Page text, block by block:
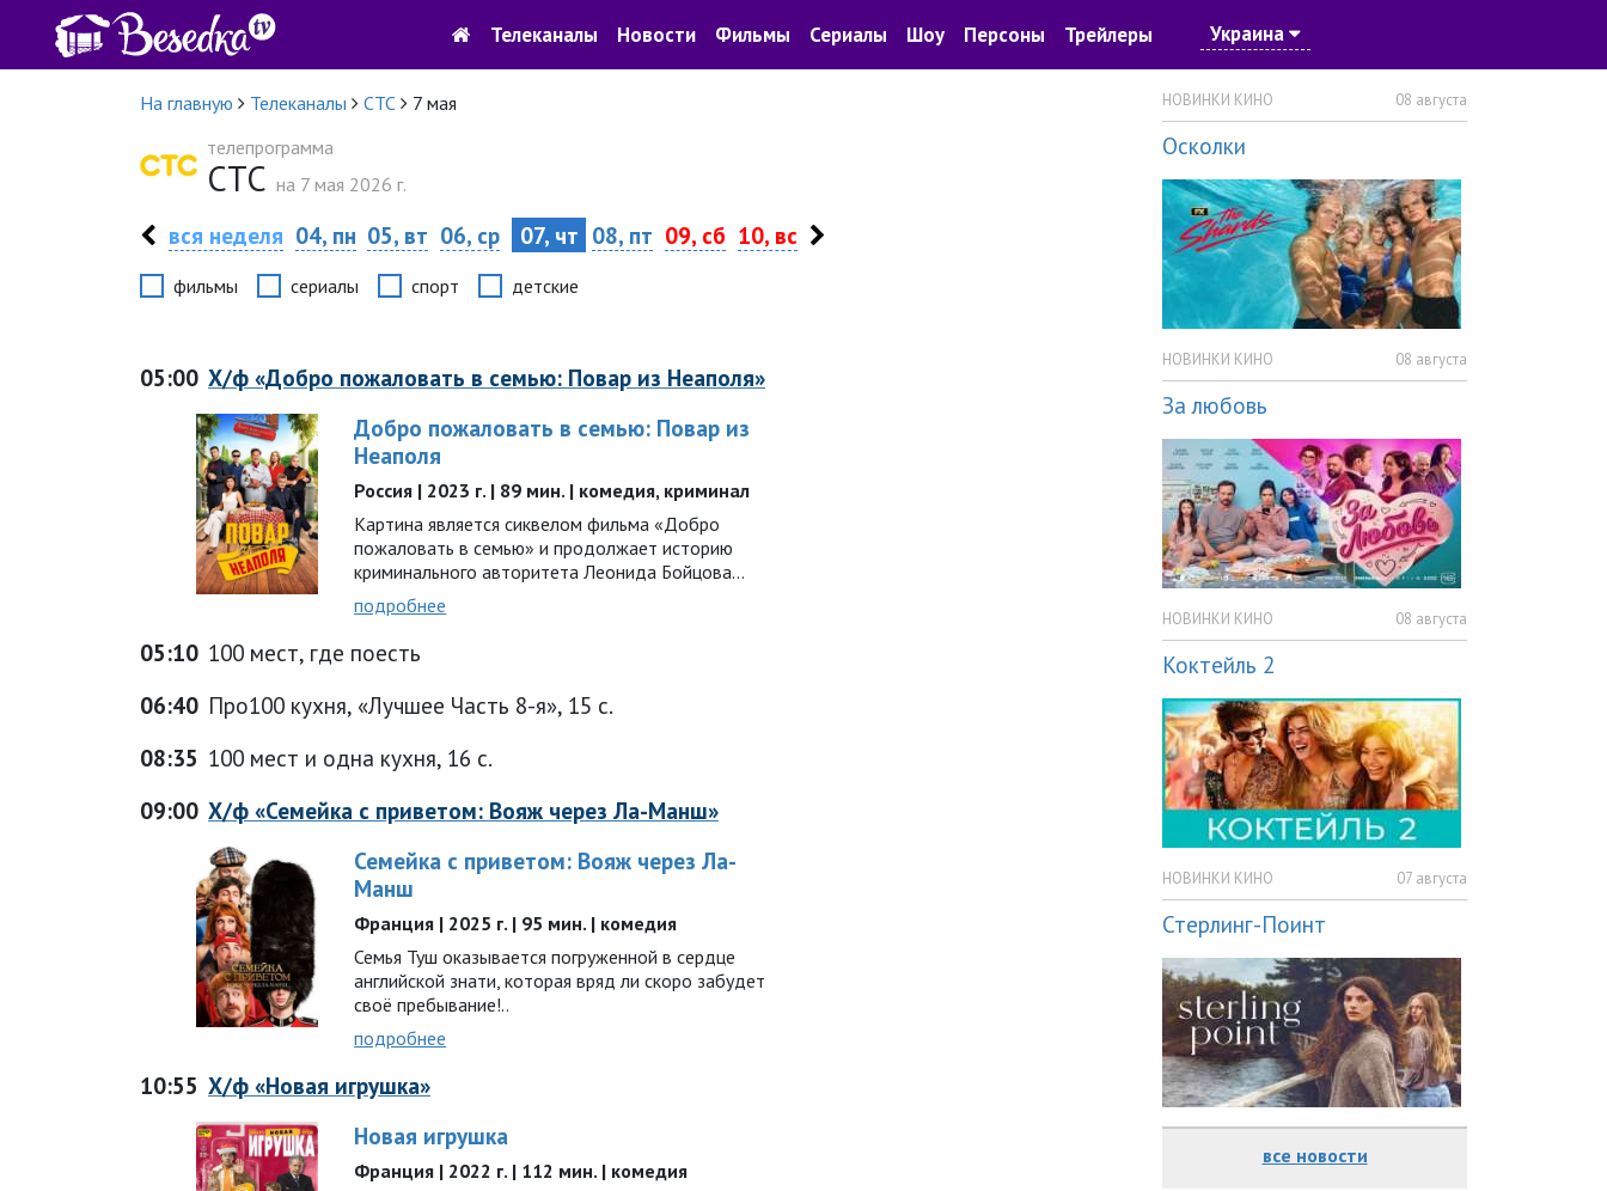
Телеканалы Новости Фильмы Сериалы Шоу Персоны Трейлеры Украина
На главную Телеканалы СТС
7 мая
телепрограмма
СТС на 7 мая 2026 г.
вся неделя 04, пн 05, вт 06, ср 07, чт 08, пт 09, сб 10, вс
фильмы сериалы спорт детские
05:00 Х/ф «Добро пожаловать в семью: Повар из Неаполя»
Добро пожаловать в семью: Повар из
Неаполя
Россия | 2023 г. | 89 мин. | комедия, криминал
Картина является сиквелом фильма «Добро
пожаловать в семью» и продолжает историю
криминального авторитета Леонида Бойцова…
подробнее
05:10 100 мест, где поесть
06:40 Про100 кухня, «Лучшее Часть 8-я», 15 с.
08:35 100 мест и одна кухня, 16 с.
09:00 Х/ф «Семейка с приветом: Вояж через Ла-Манш»
Семейка с приветом: Вояж через Ла-
Манш
Франция | 2025 г. | 95 мин. | комедия
Семья Туш оказывается погруженной в сердце
английской знати, которая вряд ли скоро забудет
своё пребывание!..
подробнее
10:55 Х/ф «Новая игрушка»
Новая игрушка
Франция | 2022 г. | 112 мин. | комедия
НОВИНКИ КИНО 08 августа
Осколки
НОВИНКИ КИНО 08 августа
За любовь
НОВИНКИ КИНО 08 августа
Коктейль 2
НОВИНКИ КИНО 07 августа
Стерлинг-Поинт
все новости